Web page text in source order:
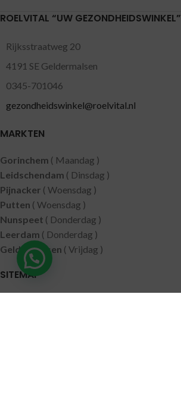
ROELVITAL “UW GEZONDHEIDSWINKEL”
Rijksstraatweg 20
4191 SE Geldermalsen
0345-701046
gezondheidswinkel@roelvital.nl
MARKTEN
Gorinchem ( Maandag )
Leidschendam ( Dinsdag )
Pijnacker ( Woensdag )
Putten ( Woensdag )
Nunspeet ( Donderdag )
Leerdam ( Donderdag )
Geldermalsen ( Vrijdag )
SITEMAP